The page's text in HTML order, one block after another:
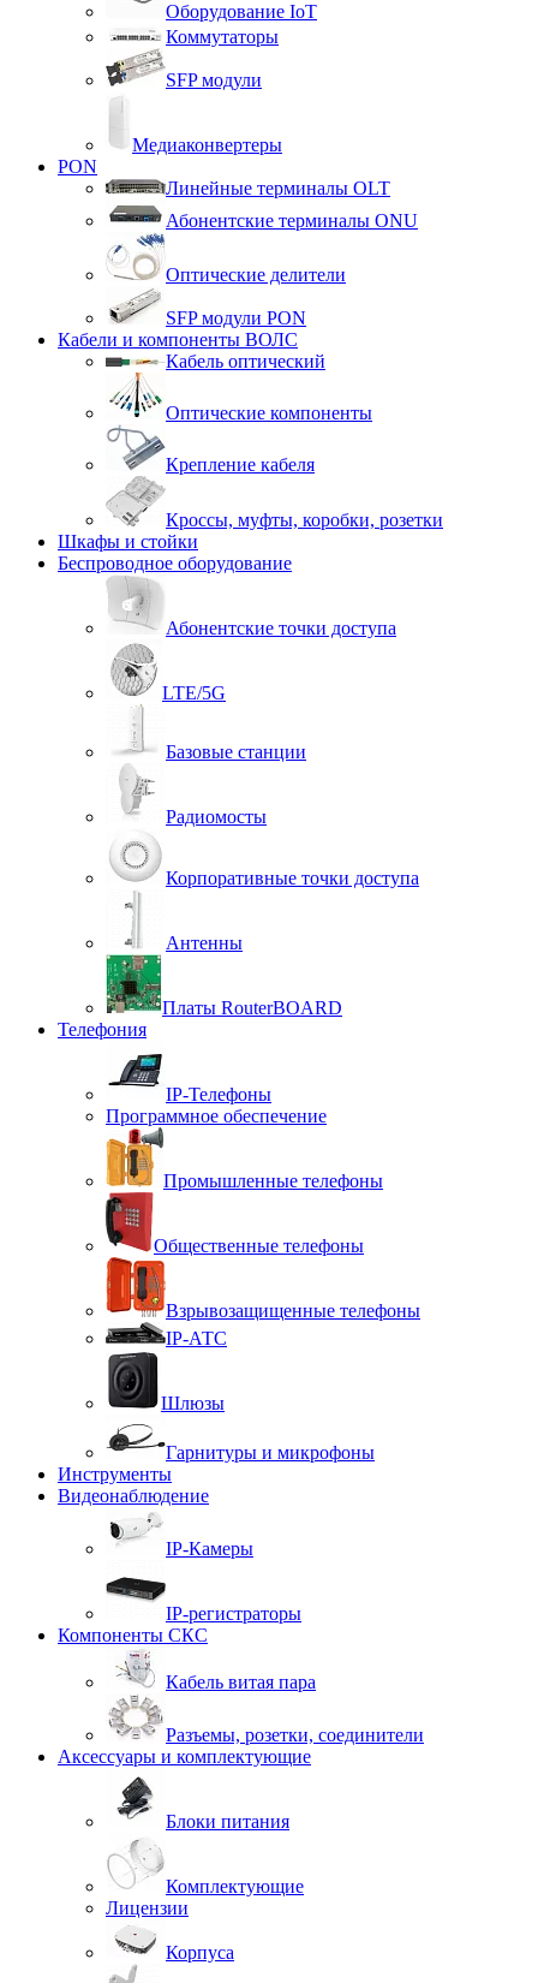
Оборудование IoT
Коммутаторы
SFP модули
Медиаконвертеры
PON
Линейные терминалы OLT
Абонентские терминалы ONU
Оптические делители
SFP модули PON
Кабели и компоненты ВОЛС
Кабель оптический
Оптические компоненты
Крепление кабеля
Кроссы, муфты, коробки, розетки
Шкафы и стойки
Беспроводное оборудование
Абонентские точки доступа
LTE/5G
Базовые станции
Радиомосты
Корпоративные точки доступа
Антенны
Платы RouterBOARD
Телефония
IP-Телефоны
Программное обеспечение
Промышленные телефоны
Общественные телефоны
Взрывозащищенные телефоны
IP-АТС
Шлюзы
Гарнитуры и микрофоны
Инструменты
Видеонаблюдение
IP-Камеры
IP-регистраторы
Компоненты СКС
Кабель витая пара
Разъемы, розетки, соединители
Аксессуары и комплектующие
Блоки питания
Комплектующие
Лицензии
Корпуса